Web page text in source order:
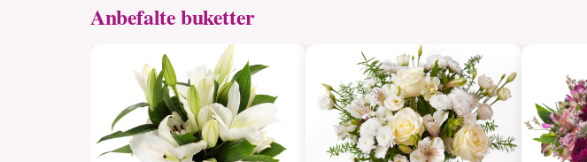
Anbefalte buketter